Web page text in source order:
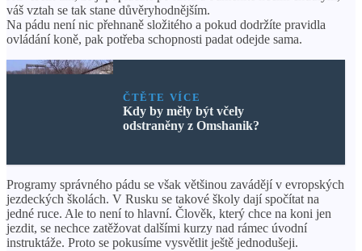
váš vztah se tak stane důvěryhodnějším.
Na pádu není nic přehnaně složitého a pokud dodržíte pravidla
ovládání koně, pak potřeba schopnosti padat odejde sama.
ČTĚTE VÍCE
Kdy by měly být včely
odstraněny z Omshanik?
Programy správného pádu se však většinou zavádějí v evropských
jezdeckých školách. V Rusku se takové školy dají spočítat na
jedné ruce. Ale to není to hlavní. Člověk, který chce na koni jen
jezdit, se nechce zatěžovat dalšími kurzy nad rámec úvodní
instruktáže. Proto se pokusíme vysvětlit ještě jednodušeji.